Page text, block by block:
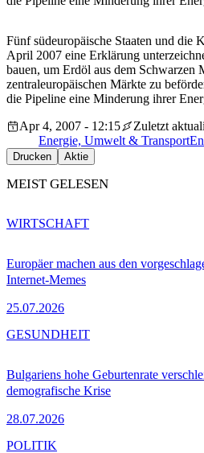
Fünf südeuropäische Staaten und die
April 2007 eine Erklärung
bauen, um Erdöl aus dem Schwarzen
zentraleuropäischen Märkte zu
die Pipeline eine Minderung ihrer
Apr 4, 2007 - 12:15
Zuletzt
Energie, Umwelt & Transport
Drucken Aktie
MEIST GELESEN
Europäer machen aus den
Internet-Memes
25.07.2026
WIRTSCHAFT
Bulgariens hohe Geburtenrate
demografische Krise
28.07.2026
GESUNDHEIT
POLITIK